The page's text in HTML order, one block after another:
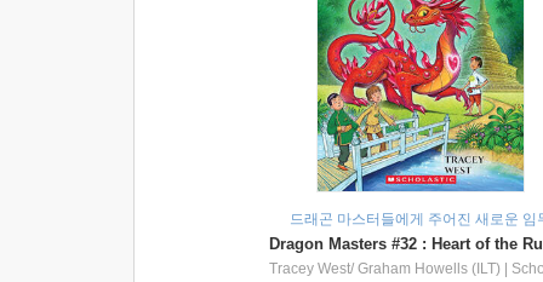
드래곤 마스터들에게 주어진 새로운 임
Tracey West/ Graham Howells (ILT)